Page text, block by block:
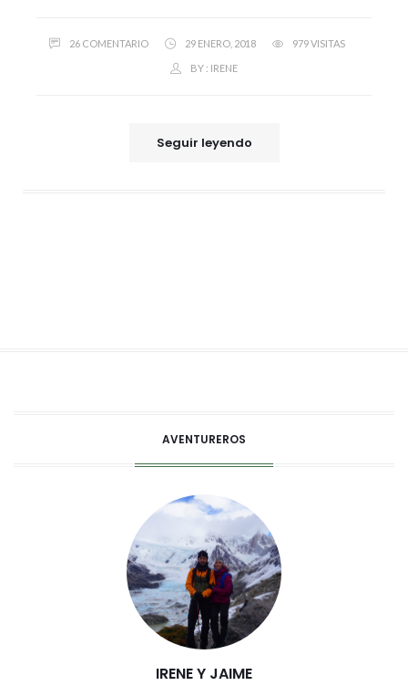
26 COMENTARIO 29 ENERO, 2018 979 VISITAS
BY : IRENE
Seguir leyendo
AVENTUREROS
IRENE Y JAIME